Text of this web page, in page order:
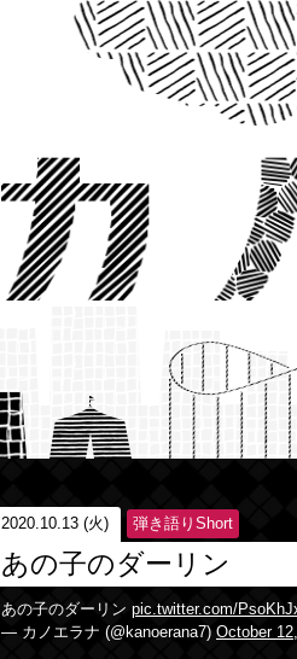
2020.10.13 (火) 弾き語りShort
あの子のダーリン
あの子のダーリン pic.twitter.com/
— カノエラナ (@kanoerana7) October